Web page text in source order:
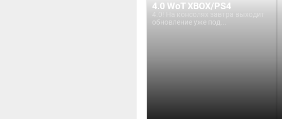
4.0 WoT XBOX/PS4
обновление уже под...